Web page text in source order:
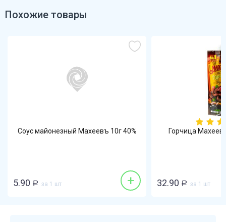
Похожие товары
Соус майонезный Махеевъ 10г 40%
5.90 Р за 1 шт +
Горчица
32.90 Р за 1 шт